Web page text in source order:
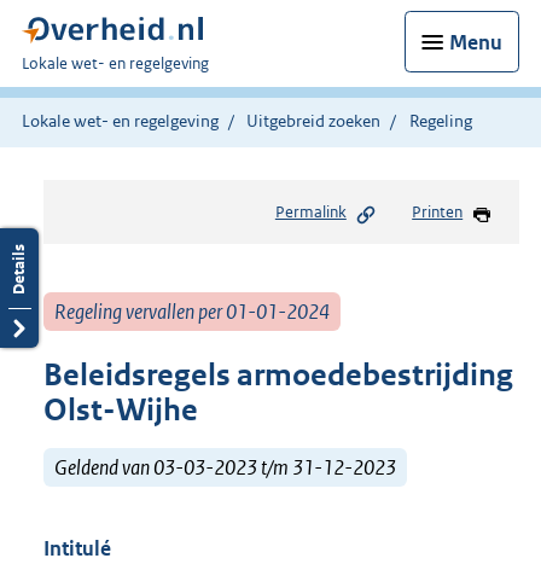
Menu
U
bent
hier:
Lokale wet- en regelgeving
Lokale wet- en regelgeving Uitgebreid zoeken Regeling
Permalink Printen
Regeling vervallen per 01-01-2024
Beleidsregels armoedebestrijding
Olst-Wijhe
Geldend van 03-03-2023 t/m 31-12-2023
Intitulé